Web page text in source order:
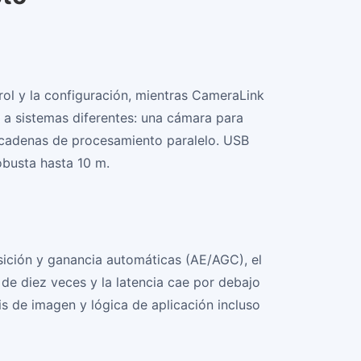
y la configuración, mientras CameraLink
sistemas diferentes: una cámara para
de procesamiento paralelo. USB
hasta 10 m.
y ganancia automáticas (AE/AGC), el
diez veces y la latencia cae por debajo
de imagen y lógica de aplicación incluso